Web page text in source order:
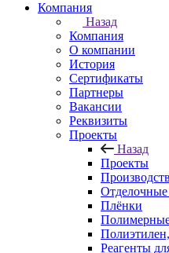
Компания
Назад
Компания
О компании
История
Сертификаты
Партнеры
Вакансии
Реквизиты
Проекты
Назад
Проекты
Плёнки
Реагенты